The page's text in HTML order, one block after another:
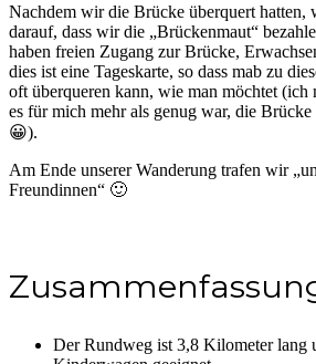
Nachdem wir die Brücke überquert hatten,
darauf, dass wir die „Brückenmaut“
haben freien Zugang zur Brücke,
dies ist eine Tageskarte, so dass mab zu
oft überqueren kann, wie man möchtet (ich
es für mich mehr als genug war, die
😀).
Am Ende unserer Wanderung trafen wir
Freundinnen“ 🙂
Der Rundweg ist 3,8 Kilometer lang